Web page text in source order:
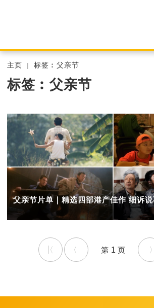
主页 标签︰父亲节
标签︰父亲节
父亲节片单｜精选四部港产佳作 细诉
1